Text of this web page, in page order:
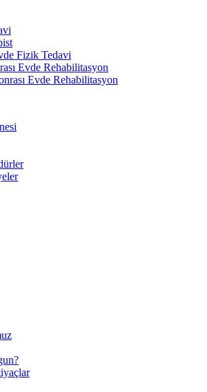
Fizik Tedavi
Evde Rehabilitasyon
Evde Rehabilitasyon